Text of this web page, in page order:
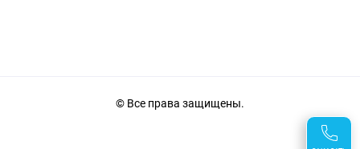
© Все права защищены.